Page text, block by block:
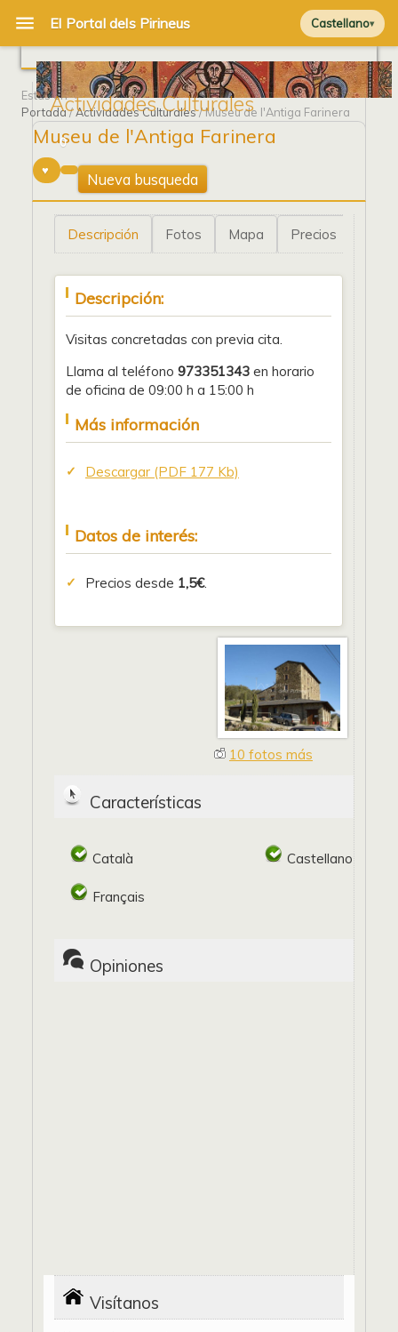
Castellano
Actividades Culturales
Estás en
Portada/Actividades Culturales/ Museu de l'Antiga Farinera
Museu de l'Antiga Farinera
0
Nueva busqueda
Descripción Fotos Mapa Precios
Descripción:
Visitas concretadas con previa cita.
Llama al teléfono 973351343 en horario
de oficina de 09:00 h a 15:00 h
Más información
Descargar (PDF 177 Kb)
Datos de interés:
Precios desde 1,5€.
10 fotos más
Características
Català Castellano
Français
Opiniones
Visítanos